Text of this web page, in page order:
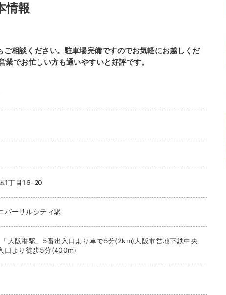
情報
相談ください。駐車場完備ですのでお気軽にお越しくだ
でお忙しい方も通いやすいと好評です。
1丁目16-20
バーサルシティ駅
大阪港駅」5番出入口より車で5分(2km)大阪市営地下鉄中央
口より徒歩5分(400m)